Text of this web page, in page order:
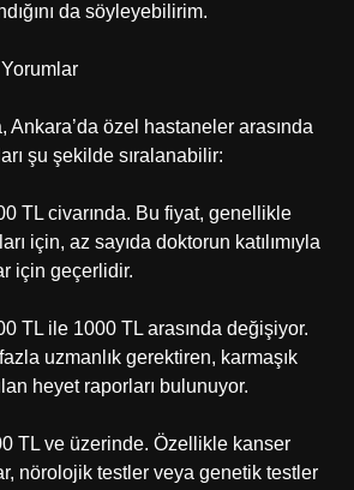
da söyleyebilirim.
Yorumlar
Ankara’da özel hastaneler arasında
şu şekilde sıralanabilir:
TL civarında. Bu fiyat, genellikle
için, az sayıda doktorun katılımıyla
için geçerlidir.
TL ile 1000 TL arasında değişiyor.
uzmanlık gerektiren, karmaşık
heyet raporları bulunuyor.
TL ve üzerinde. Özellikle kanser
nörolojik testler veya genetik testler